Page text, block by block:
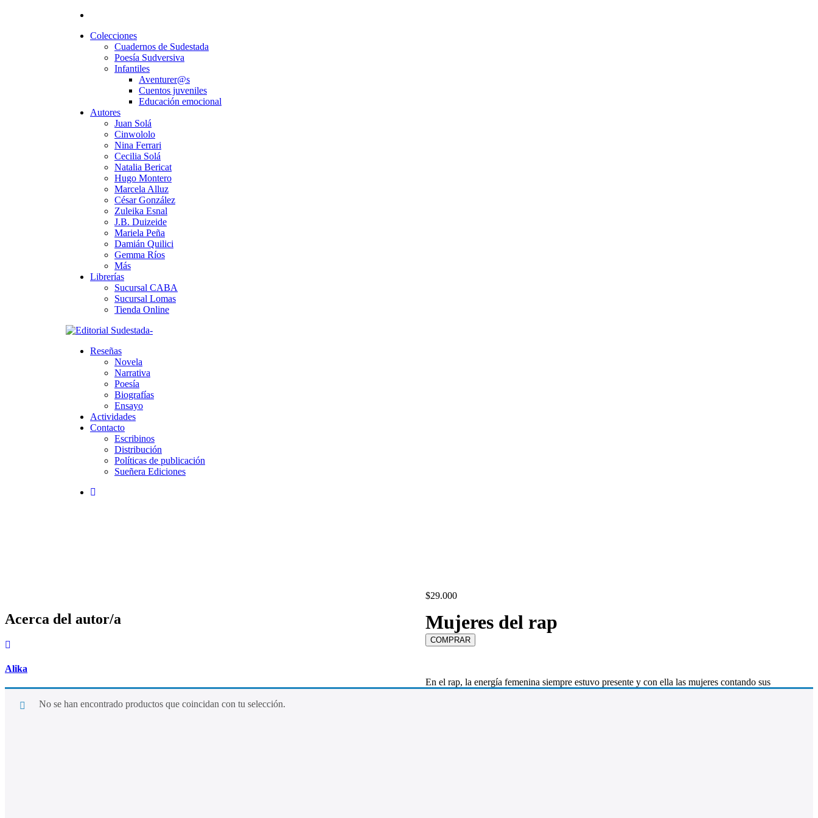
Colecciones
Cuadernos de Sudestada
Poesía Sudversiva
Infantiles
Aventurer@s
Cuentos juveniles
Educación emocional
Autores
Juan Solá
Cinwololo
Nina Ferrari
Cecilia Solá
Natalia Bericat
Hugo Montero
Marcela Alluz
César González
Zuleika Esnal
J.B. Duizeide
Mariela Peña
Damián Quilici
Gemma Ríos
Más
Librerías
Sucursal CABA
Sucursal Lomas
Tienda Online
Reseñas
Novela
Narrativa
Poesía
Biografías
Ensayo
Actividades
Contacto
Escribinos
Distribución
Políticas de publicación
Sueñera Ediciones
$29.000
Mujeres del rap
En el rap, la energía femenina siempre estuvo presente y con ella las mujeres contando sus
Acerca del autor/a
Alika
No se han encontrado productos que coincidan con tu selección.